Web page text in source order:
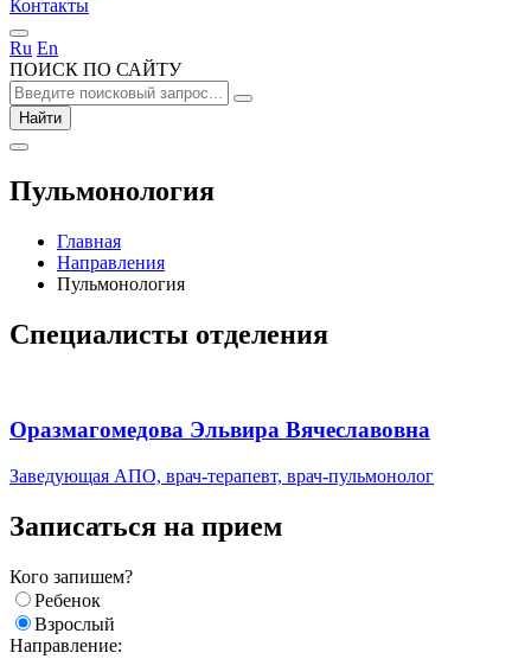
Контакты
Ru En
ПОИСК ПО САЙТУ
Найти
Пульмонология
Главная
Направления
Пульмонология
Специалисты отделения
Оразмагомедова Эльвира Вячеславовна
Заведующая АПО, врач-терапевт, врач-пульмонолог
Записаться на прием
Кого запишем?
Ребенок
Взрослый
Направление: